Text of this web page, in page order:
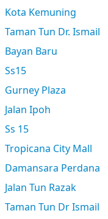
Kota Kemuning
Taman Tun Dr. Ismail
Bayan Baru
Ss15
Gurney Plaza
Jalan Ipoh
Ss 15
Tropicana City Mall
Damansara Perdana
Jalan Tun Razak
Taman Tun Dr Ismail